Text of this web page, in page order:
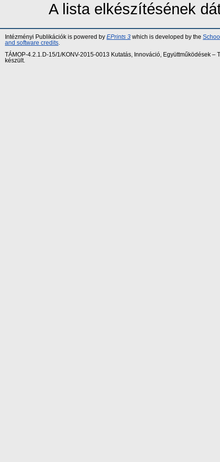
A lista elkészítésének
Intézményi Publikációk is powered by EPrints 3 which is developed by the
and software credits
TÁMOP-4.2.1.D-15/1/KONV-2015-0013 Kutatás, Innováció, Együttműködések
készült.